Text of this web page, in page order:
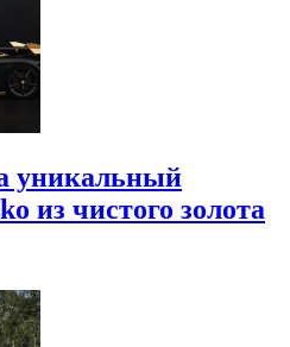
уникальный
из чистого золота